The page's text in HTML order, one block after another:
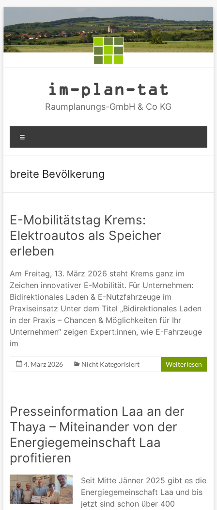
Inhalt
springen
im-plan-tat
Raumplanungs-GmbH & Co KG
breite Bevölkerung
E-Mobilitätstag Krems:
Elektroautos als Speicher
erleben
Am Freitag, 13. März 2026 steht Krems ganz im
Zeichen innovativer E-Mobilität. Für Unternehmen:
Bidirektionales Laden & E-Nutzfahrzeuge im
Praxiseinsatz Unter dem Titel „Bidirektionales Laden
in der Praxis – Chancen & Möglichkeiten für Ihr
Unternehmen“ zeigen Expert:innen, wie E-Fahrzeuge
im
4. März 2026 Nicht Kategorisiert Weiterlesen
Presseinformation Laa an der
Thaya – Miteinander von der
Energiegemeinschaft Laa
profitieren
Seit Mitte Jänner 2025 gibt es die
Energiegemeinschaft Laa und bis
jetzt sind schon über 400